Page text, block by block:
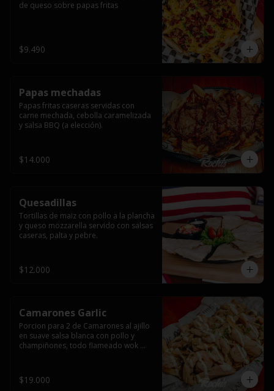
de queso sobre papas fritas
$9.490
Papas mechadas
Papas fritas caseras servidas con
carne mechada, cebolla caramelizada
y salsa BBQ (a elección).
$14.000
Quesadillas
Tortillas de maiz con pollo a la plancha
y queso mozzarella servido con salsas
caseras, palta y pebre.
$12.000
Camarones Garlic
Porcion para 2 de Camarones al ajillo
en suave salsa blanca con pollo y
champiñones, todo flameado wok
$19.000